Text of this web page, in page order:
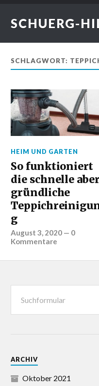
SCHUERG-
SCHLAGWORT:
HEIM UND GARTEN
So funktioniert
die schnelle aber
gründliche
g
August 3, 2020 — 0
Kommentare
ARCHIV
Oktober 2021